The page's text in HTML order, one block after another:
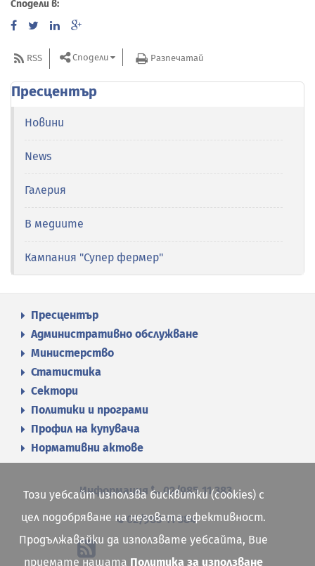
Сподели в:
RSS Сподели Разпечатай
Пресцентър
Новини
News
Галерия
В медиите
Кампания "Супер фермер"
Пресцентър
Административно обслужване
Министерство
Статистика
Сектори
Политики и програми
Профил на купувача
Нормативни актове
Информация 02/985 11 383
02/985 11 384
Този уебсайт използва бисквитки (cookies) с
цел подобряване на неговата ефективност.
Продължавайки да използвате уебсайта, Вие
приемате нашата Политика за използване